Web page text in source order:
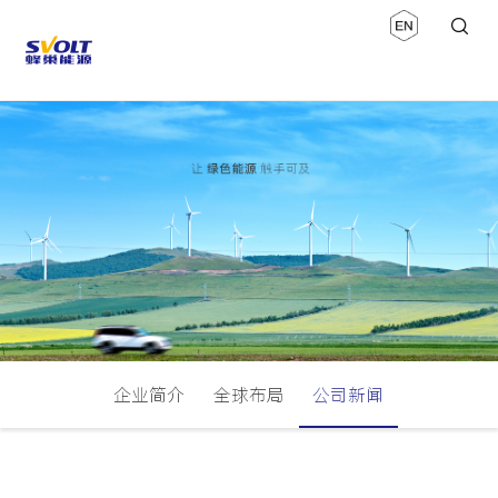
企业简介 全球布局 公司新闻